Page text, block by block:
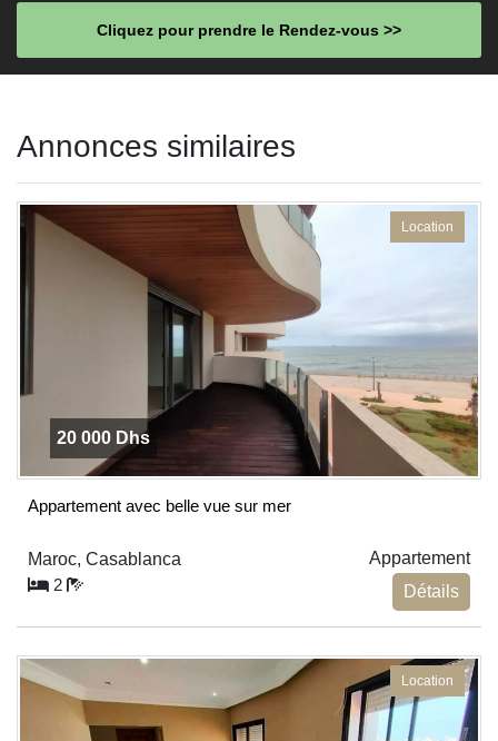
Cliquez pour prendre le Rendez-vous >>
should
Annonces similaires
Location
20 000 Dhs
Appartement avec belle vue sur mer
Maroc, Casablanca
Appartement
2
Détails
Location